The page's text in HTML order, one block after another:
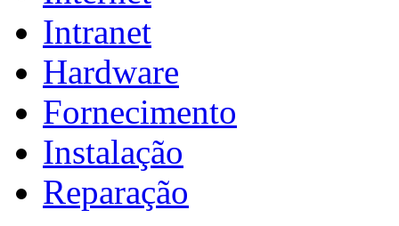
Intranet
Hardware
Fornecimento
Instalação
Reparação